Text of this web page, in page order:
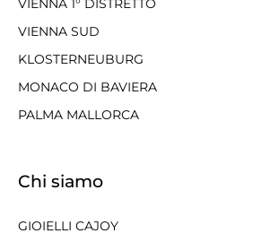
VIENNA 1° DISTRETTO
VIENNA SUD
KLOSTERNEUBURG
MONACO DI BAVIERA
PALMA MALLORCA
Chi siamo
GIOIELLI CAJOY